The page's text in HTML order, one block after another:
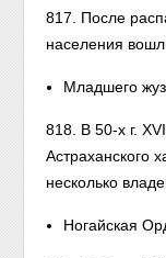
817. После
населения
Младшего
818. В 50-х г.
Астраханского
несколько
Ногайская